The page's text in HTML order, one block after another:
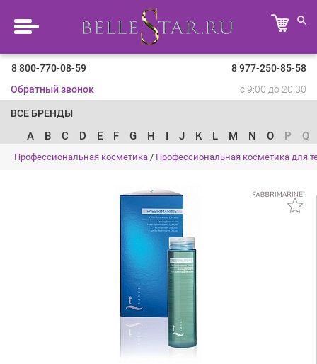
8 800-770-08-59
8 977-250-85-58
Обратный звонок
с 9:00 до 20:30
ВСЕ БРЕНДЫ
A B C D E F G H I J K L M N O P Q
Профессиональная косметика / Профессиональная косметика для